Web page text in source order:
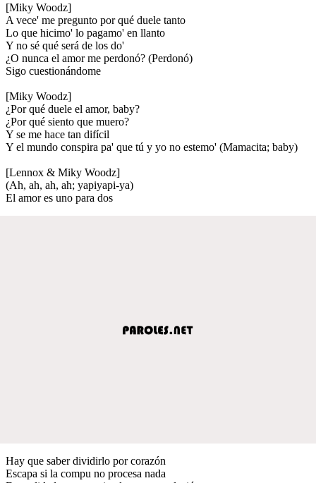
[Miky Woodz]
A vece' me pregunto por qué duele tanto
Lo que hicimo' lo pagamo' en llanto
Y no sé qué será de los do'
¿O nunca el amor me perdonó? (Perdonó)
Sigo cuestionándome
[Miky Woodz]
¿Por qué duele el amor, baby?
¿Por qué siento que muero?
Y se me hace tan difícil
Y el mundo conspira pa' que tú y yo no estemo' (Mamacita; baby)
[Lennox & Miky Woodz]
(Ah, ah, ah, ah; yapiyapi-ya)
El amor es uno para dos
Hay que saber dividirlo por corazón
Escapa si la compu no procesa nada